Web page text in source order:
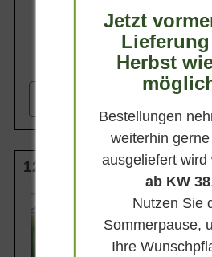
125-150 cm C35
bis
Jetzt
Herbst
Bestellungen
weiterhin
ausgeliefert wird
ab KW 38
Nutzen Sie
Sommerpause,
Ihre